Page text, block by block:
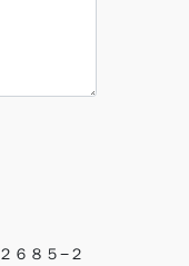
６８５−２